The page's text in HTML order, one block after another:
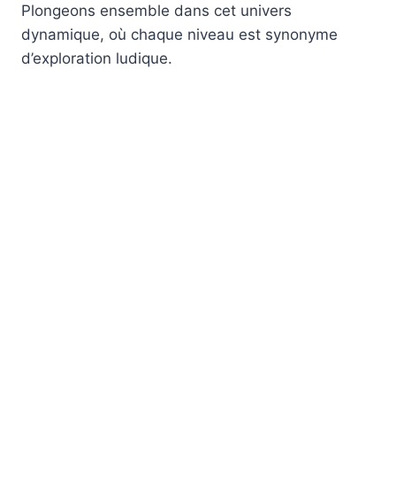
Plongeons ensemble dans cet univers
dynamique, où chaque niveau est synonyme
d’exploration ludique.